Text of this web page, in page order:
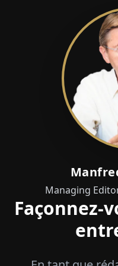
Managing
Façonnez-